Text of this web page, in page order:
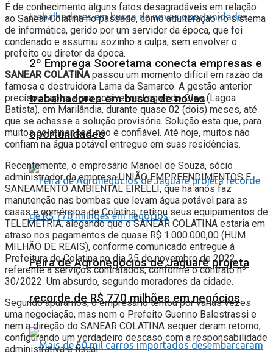
2º Emprega Sooretama conecta empresas e
trabalhadores em busca de novas
oportunidades
Feira de Agronegócios de Jaguaré projeta
recorde de R$ 770 milhões em negócios
É de conhecimento alguns fatos desagradáveis em relação
ao Sanear Colatina no passado, como adulteração no sistema
de informática, gerido por um servidor da época, que foi
condenado e assumiu sozinho a culpa, sem envolver o
prefeito ou diretor da época.
SANEAR COLATINApassou um momento difícil em razão da
famosa e destruidora Lama da Samarco. A gestão anterior
precisou captar água potável na Lagoa do Óleo (Lagoa
Batista), em Marilândia, durante quase 02 (dois) meses, até
que se achasse a solução provisória. Solução esta que, para
muitos colatinenses, não é confiável. Até hoje, muitos não
confiam na água potável entregue em suas residências.
Recentemente, o empresário Manoel de Souza, sócio
administrador da empresa UNIÃO EMPREENDIMENTOS E
SANEAMENTO AMBIENTAL EIRELLI, que há anos faz
manutenção nas bombas que levam água potável para as
casas e comércios de Colatina, retirou seus equipamentos de
TELEMETRIA, alegando que o SANEAR COLATINA estaria em
atraso nos pagamentos de quase R$ 1.000.000,00 (HUM
MILHÃO DE REAIS), conforme comunicado entregue à
Prefeitura de Colatina no dia 25 de novembro de 2022,
referente a serviços contratados, conforme o contrato nº
30/2022. Um absurdo, segundo moradores da cidade.
Segundo apuramos, o empresário tentou por várias vezes
uma negociação, mas nem o Prefeito Guerino Balestrassi e
nem a direção do SANEAR COLATINA sequer deram retorno,
configurando um verdadeiro descaso com a responsabilidade
administrativa e fiscal.